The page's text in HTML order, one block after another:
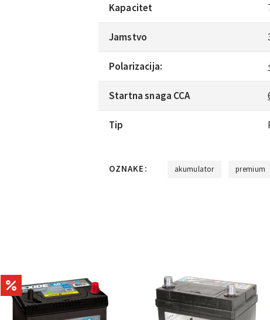
Kapacitet
Jamstvo
Polarizacija:
Startna snaga CCA
Tip
OZNAKE: akumulator premium